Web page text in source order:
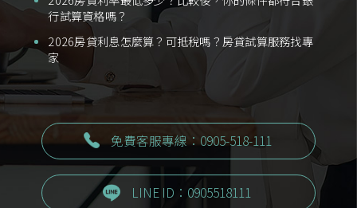
行試算資格嗎？
2026房貸利息怎麼算？可抵稅嗎？房貸試算服務找專
家
免費客服專線：0905-518-111
LINE ID：0905518111